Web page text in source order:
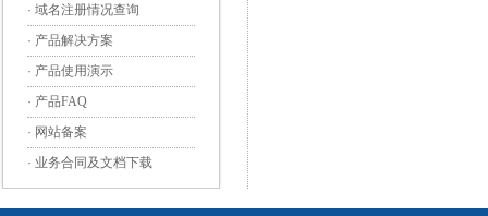
· 域名注册情况查询
· 产品解决方案
· 产品使用演示
· 产品FAQ
· 网站备案
· 业务合同及文档下载